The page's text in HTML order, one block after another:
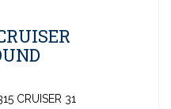
CRUISER 31